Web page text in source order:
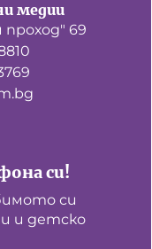
си!
си
и детско
медии
69